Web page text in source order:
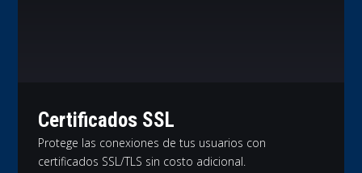
Certificados SSL
Protege las conexiones de tus usuarios con
certificados SSL/TLS sin costo adicional.